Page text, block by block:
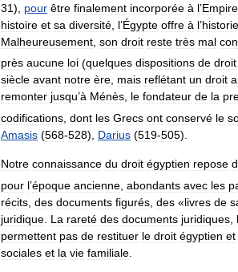
31), pour être finalement incorporée à l’Empire
histoire et sa diversité l’Égypte offre à l’
Malheureusement son droit reste très mal
près aucune loi (quelques dispositions de droit
siècle avant notre ère, mais reflétant un droit
remonter jusqu’à Ménès, le fondateur de la
codifications dont les Grecs ont conservé le
Amasis (568-528), Darius (519-505).
Notre connaissance du droit égyptien repose
pour l’époque ancienne abondants avec les
récits des documents figurés des «livres de
juridique La rareté des documents juridiques l
permettent pas de restituer le droit égyptien et
sociales et la vie familiale